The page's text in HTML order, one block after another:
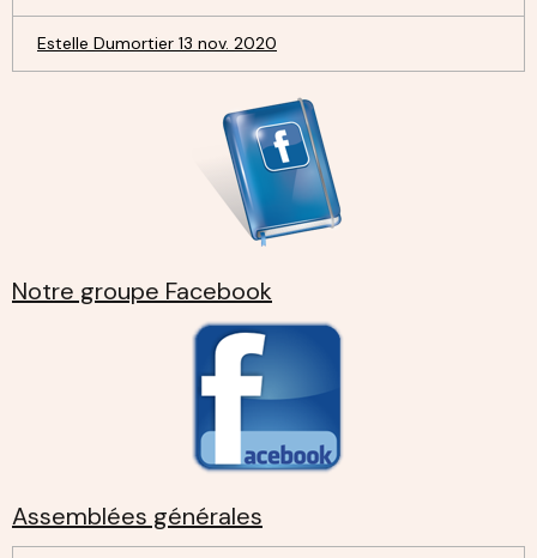
Estelle Dumortier 13 nov. 2020
Notre groupe Facebook
Assemblées générales